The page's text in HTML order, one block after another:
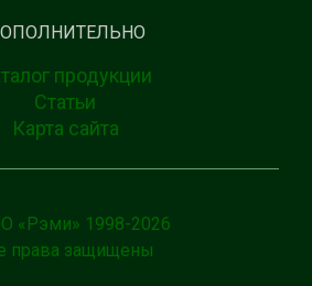
продукции
Статьи
Карта сайта
«Рэми» 1998-2026
права защищены